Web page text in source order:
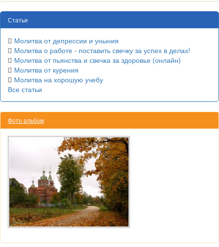
Статьи
Молитва от депрессии и уныния
Молитва о работе - поставить свечку за успех в делах!
Молитва от пьянства и свечка за здоровье (онлайн)
Молитва от курения
Молитва на хорошую учебу
Все статьи
Фото альбом